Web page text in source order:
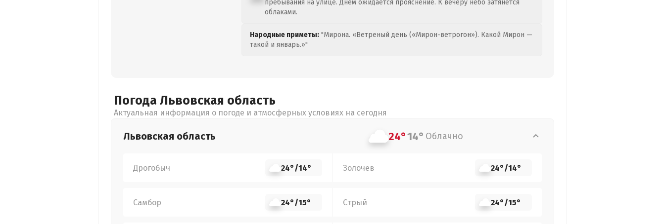
пребывания на улице. Днем ожидается прояснение. К вечеру небо затянется
облаками.
Народные приметы: "Мирона. «Ветреный день («Мирон-ветрогон»). Какой Мирон —
такой и январь.»"
Погода Львовская область
Актуальная информация о погоде и атмосферных условиях на сегодня
Львовская область 24°14° Облачно
Дрогобыч 24°/14° Золочев 24°/14°
Самбор 24°/15° Стрый 24°/15°